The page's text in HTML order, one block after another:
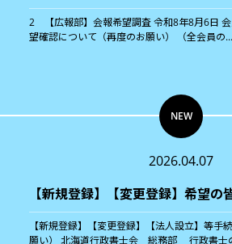
2 【広報部】会報希望調査 令和8年8月6日
望確認について（再度のお願い） （全会員の...
NEW
2026.04.07
【新規登録】【変更登録】希望の
【新規登録】【変更登録】【法人設立】等手
願い） 北海道行政書士会 総務部 行政書士